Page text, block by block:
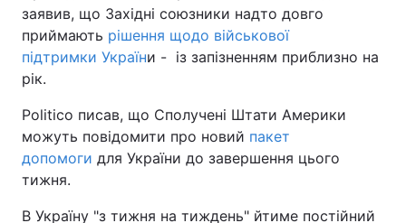
заявив, що Західні союзники надто довго
приймають рішення щодо військової
підтримки України - із запізненням приблизно на
рік.
Politico писав, що Сполучені Штати Америки
можуть повідомити про новий пакет
допомоги для України до завершення цього
тижня.
В Україну "з тижня на тиждень" йтиме постійний